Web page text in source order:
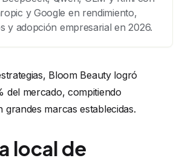
y Google en rendimiento,
y adopción empresarial en 2026.
Bloom Beauty logró
del mercado, compitiendo
grandes marcas establecidas.
local de